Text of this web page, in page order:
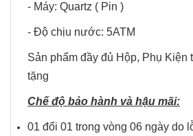
- Máy: Quartz ( Pin )
- Độ chịu nước: 5ATM
Sản phẩm đầy đủ Hộp, Phụ Kiện
tặng
Chế độ bảo hành và hậu mãi:
01 đổi 01 trong vòng 06 ngày do